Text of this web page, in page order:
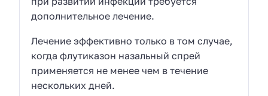
дополнительное лечение.
Лечение эффективно только в том случае,
когда флутиказон назальный спрей
применяется не менее чем в течение
нескольких дней.